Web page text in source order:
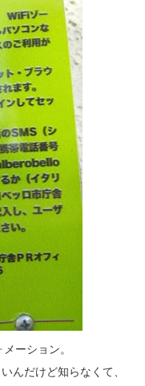
ーション。
んだけど知らなくて、